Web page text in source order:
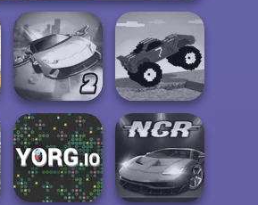
Ultimate Flying
Car 2
Funny Mad
Racing